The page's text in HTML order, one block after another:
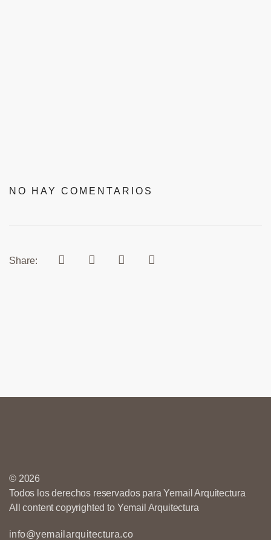
NO HAY COMENTARIOS
Share:
© 2026
Todos los derechos reservados para Yemail Arquitectura
All content copyrighted to Yemail Arquitectura
info@yemailarquitectura.co